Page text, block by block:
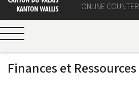
ONLINE COUNTER
Finances et Ressources